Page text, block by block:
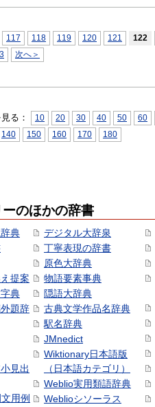
117 118 119 120 121 122
次へ＞
る： 10 20 30 40 50 60
140 150 160 170 180
ーのほかの辞書
典
提案
典
題辞
見出
用例
デジタル大辞泉
丁寧表現の辞書
原色大辞典
物語要素事典
隠語大辞典
古典文学作品名辞典
駅名辞典
JMnedict
Wiktionary日本語版
（日本語カテゴリ）
Weblio実用類語辞典
Weblioシソーラス